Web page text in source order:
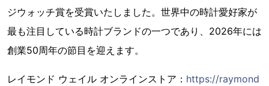
ジウォッチ賞を受賞いたしました。世界中の時計愛好家が
最も注目している時計ブランドの一つであり、2026年には
創業50周年の節目を迎えます。
レイモンド ウェイル オンラインストア： https://raymond